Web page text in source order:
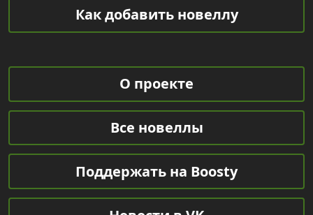
Как добавить новеллу
О проекте
Все новеллы
Поддержать на Boosty